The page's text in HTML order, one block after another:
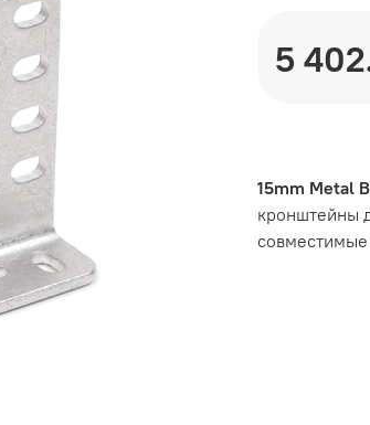
5
15mm Metal
кронштейны
совместимые